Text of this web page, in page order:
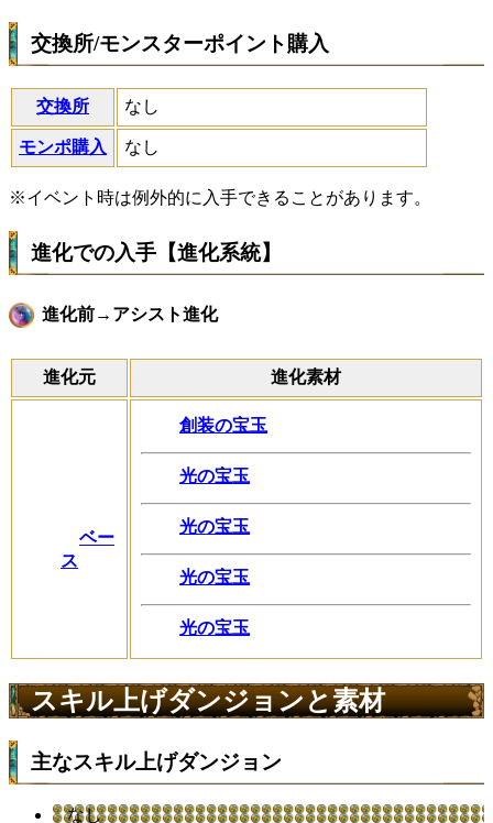
交換所/モンスターポイント購入
交換所 なし
モンポ購入 なし
※イベント時は例外的に入手できることがあります。
進化での入手【進化系統】
進化前→アシスト進化
進化元 進化素材
ベー
ス
創装の宝玉
光の宝玉
光の宝玉
光の宝玉
光の宝玉
スキル上げダンジョンと素材
主なスキル上げダンジョン
なし